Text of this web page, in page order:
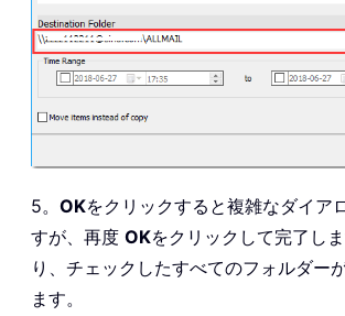
5。 OKをクリックすると複雑なダイア
すが、再度 OKをクリックして完了し
り、チェックしたすべてのフォルダー
ます。